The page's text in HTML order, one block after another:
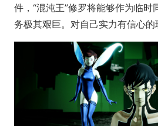
件，“混沌王”修罗将能够作为临
务极其艰巨。对自己实力有信心的